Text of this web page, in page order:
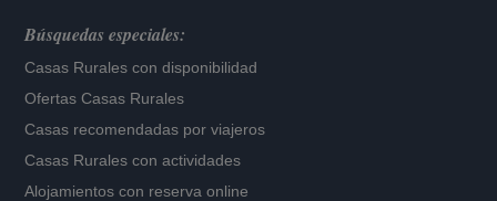
Búsquedas especiales:
Casas Rurales con disponibilidad
Ofertas Casas Rurales
Casas recomendadas por viajeros
Casas Rurales con actividades
Alojamientos con reserva online